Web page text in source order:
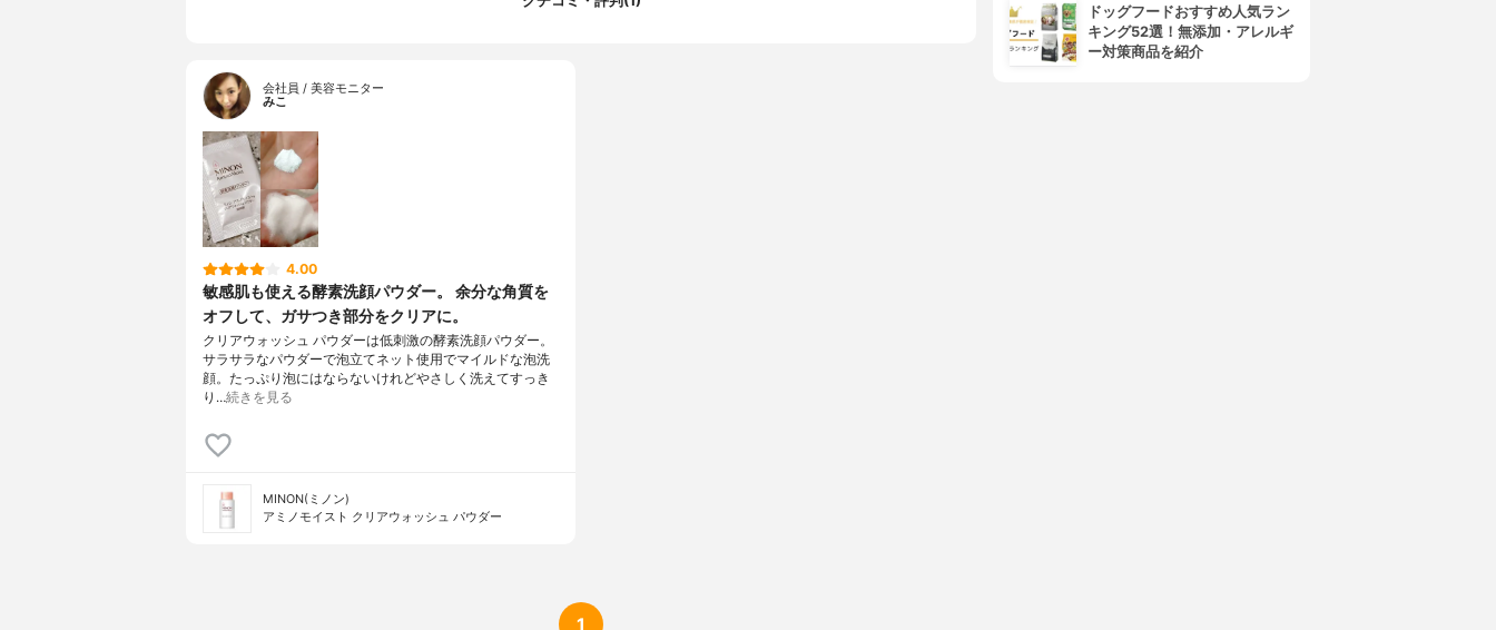
会社員 / 美容モニター
みこ
4.00
敏感肌も使える酵素洗顔パウダー。 余分な角質を
オフして、ガサつき部分をクリアに。​
クリアウォッシュ パウダーは低刺激の酵素洗顔パウダー。
サラサラなパウダーで泡立てネット使用でマイルドな泡洗
顔。たっぷり泡にはならないけれどやさしく洗えてすっき
り…続きを見る
MINON(ミノン)
アミノモイスト クリアウォッシュ パウダー
1
ドッグフードおすすめ人気ラン
キング52選！無添加・アレルギ
ー対策商品を紹介